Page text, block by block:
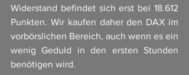
Widerstand befindet sich erst bei 18.612
Punkten. Wir kaufen daher den DAX im
vorbörslichen Bereich, auch wenn es ein
wenig Geduld in den ersten Stunden
benötigen wird.